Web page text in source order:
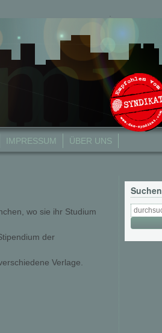
IMPRESSUM ÜBER UNS
wo sie ihr Studium
der
Verlage.
Suchen